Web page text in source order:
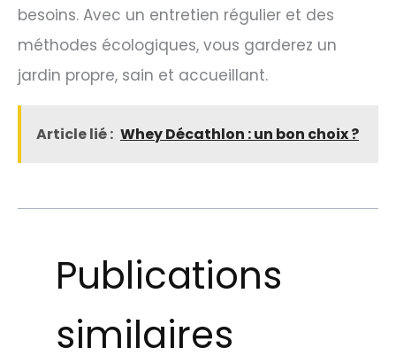
besoins. Avec un entretien régulier et des
méthodes écologiques, vous garderez un
jardin propre, sain et accueillant.
Article lié : Whey Décathlon : un bon choix ?
Publications
similaires